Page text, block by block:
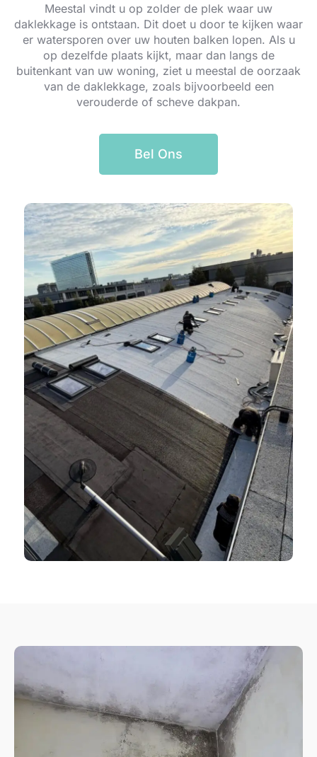
Meestal vindt u op zolder de plek waar uw
daklekkage is ontstaan. Dit doet u door te kijken waar
er watersporen over uw houten balken lopen. Als u
op dezelfde plaats kijkt, maar dan langs de
buitenkant van uw woning, ziet u meestal de oorzaak
van de daklekkage, zoals bijvoorbeeld een
verouderde of scheve dakpan.
Bel Ons